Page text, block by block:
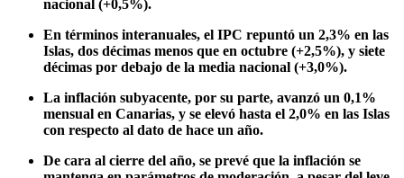
nacional (+0,5%).
En términos interanuales, el IPC repuntó un 2,3% en las
Islas, dos décimas menos que en octubre (+2,5%), y siete
décimas por debajo de la media nacional (+3,0%).
La inflación subyacente, por su parte, avanzó un 0,1%
mensual en Canarias, y se elevó hasta el 2,0% en las Islas
con respecto al dato de hace un año.
De cara al cierre del año, se prevé que la inflación se